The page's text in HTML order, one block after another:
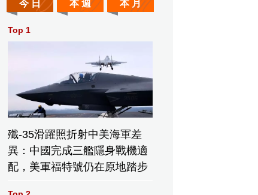
今 日 本 週 本 月
Top 1
殲-35滑躍照折射中美海軍差
異：中國完成三艦隱身戰機適
配，美軍福特號仍在原地踏步